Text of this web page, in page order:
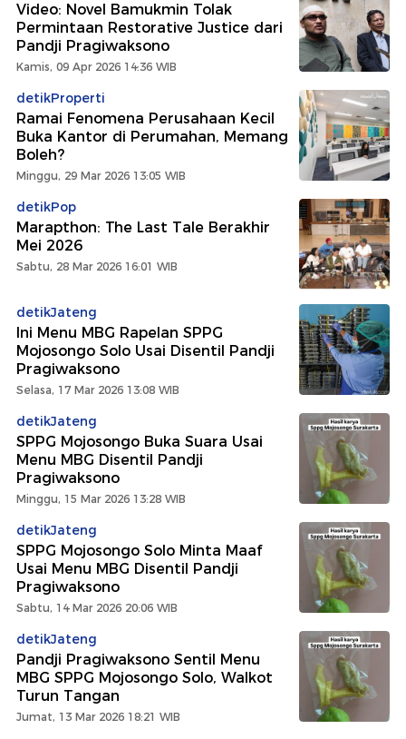
Video: Novel Bamukmin Tolak
Permintaan Restorative Justice dari
Pandji Pragiwaksono
Kamis, 09 Apr 2026 14:36 WIB
detikProperti
Ramai Fenomena Perusahaan Kecil
Buka Kantor di Perumahan, Memang
Boleh?
Minggu, 29 Mar 2026 13:05 WIB
detikPop
Marapthon: The Last Tale Berakhir
Mei 2026
Sabtu, 28 Mar 2026 16:01 WIB
detikJateng
Ini Menu MBG Rapelan SPPG
Mojosongo Solo Usai Disentil Pandji
Pragiwaksono
Selasa, 17 Mar 2026 13:08 WIB
detikJateng
SPPG Mojosongo Buka Suara Usai
Menu MBG Disentil Pandji
Pragiwaksono
Minggu, 15 Mar 2026 13:28 WIB
detikJateng
SPPG Mojosongo Solo Minta Maaf
Usai Menu MBG Disentil Pandji
Pragiwaksono
Sabtu, 14 Mar 2026 20:06 WIB
detikJateng
Pandji Pragiwaksono Sentil Menu
MBG SPPG Mojosongo Solo, Walkot
Turun Tangan
Jumat, 13 Mar 2026 18:21 WIB